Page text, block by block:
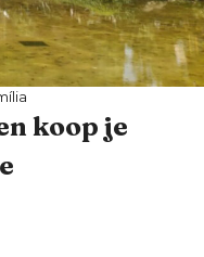
koop je